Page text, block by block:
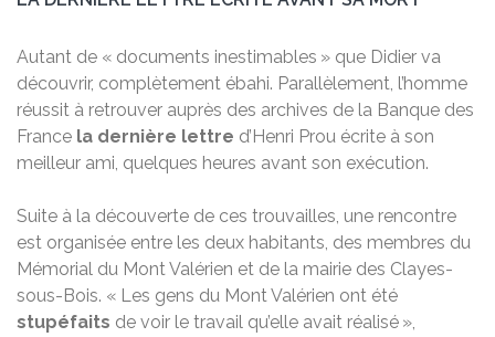
Autant de « documents inestimables » que Didier va
découvrir, complètement ébahi. Parallèlement, l’homme
réussit à retrouver auprès des archives de la Banque des
France la dernière lettre d’Henri Prou écrite à son
meilleur ami, quelques heures avant son exécution.
Suite à la découverte de ces trouvailles, une rencontre
est organisée entre les deux habitants, des membres du
Mémorial du Mont Valérien et de la mairie des Clayes-
sous-Bois. « Les gens du Mont Valérien ont été
stupéfaits de voir le travail qu’elle avait réalisé »,